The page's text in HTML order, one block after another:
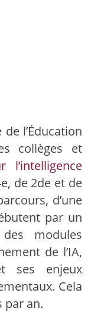
l’Éducation
collèges et
de 2de et de
d’une
par un
modules
de l’IA,
ses enjeux
Cela
par an.